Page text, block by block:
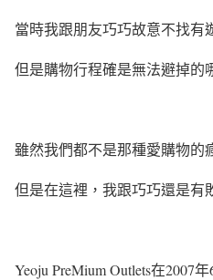
當時我跟朋友巧巧故意不找有
但是購物行程確是無法避掉的
雖然我們都不是那種愛購物的
但是在這裡，我跟巧巧還是有
Yeoju PreMium Outlets在2007